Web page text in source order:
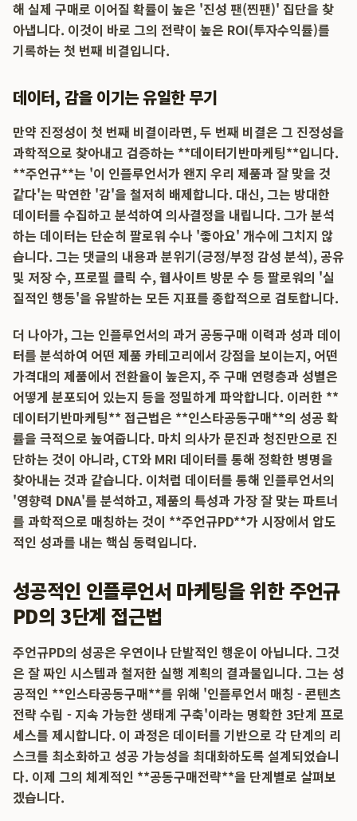
해 실제 구매로 이어질 확률이 높은 '진성 팬(찐팬)' 집단을 찾
아냅니다. 이것이 바로 그의 전략이 높은 ROI(투자수익률)를
기록하는 첫 번째 비결입니다.
데이터, 감을 이기는 유일한 무기
만약 진정성이 첫 번째 비결이라면, 두 번째 비결은 그 진정성을
과학적으로 찾아내고 검증하는 **데이터기반마케팅**입니다.
**주언규**는 '이 인플루언서가 왠지 우리 제품과 잘 맞을 것
같다'는 막연한 '감'을 철저히 배제합니다. 대신, 그는 방대한
데이터를 수집하고 분석하여 의사결정을 내립니다. 그가 분석
하는 데이터는 단순히 팔로워 수나 '좋아요' 개수에 그치지 않
습니다. 그는 댓글의 내용과 분위기(긍정/부정 감성 분석), 공유
및 저장 수, 프로필 클릭 수, 웹사이트 방문 수 등 팔로워의 '실
질적인 행동'을 유발하는 모든 지표를 종합적으로 검토합니다.
더 나아가, 그는 인플루언서의 과거 공동구매 이력과 성과 데이
터를 분석하여 어떤 제품 카테고리에서 강점을 보이는지, 어떤
가격대의 제품에서 전환율이 높은지, 주 구매 연령층과 성별은
어떻게 분포되어 있는지 등을 정밀하게 파악합니다. 이러한 **
데이터기반마케팅** 접근법은 **인스타공동구매**의 성공 확
률을 극적으로 높여줍니다. 마치 의사가 문진과 청진만으로 진
단하는 것이 아니라, CT와 MRI 데이터를 통해 정확한 병명을
찾아내는 것과 같습니다. 이처럼 데이터를 통해 인플루언서의
'영향력 DNA'를 분석하고, 제품의 특성과 가장 잘 맞는 파트너
를 과학적으로 매칭하는 것이 **주언규PD**가 시장에서 압도
적인 성과를 내는 핵심 동력입니다.
성공적인 인플루언서 마케팅을 위한 주언규
PD의 3단계 접근법
주언규PD의 성공은 우연이나 단발적인 행운이 아닙니다. 그것
은 잘 짜인 시스템과 철저한 실행 계획의 결과물입니다. 그는 성
공적인 **인스타공동구매**를 위해 '인플루언서 매칭 - 콘텐츠
전략 수립 - 지속 가능한 생태계 구축'이라는 명확한 3단계 프로
세스를 제시합니다. 이 과정은 데이터를 기반으로 각 단계의 리
스크를 최소화하고 성공 가능성을 최대화하도록 설계되었습니
다. 이제 그의 체계적인 **공동구매전략**을 단계별로 살펴보
겠습니다.